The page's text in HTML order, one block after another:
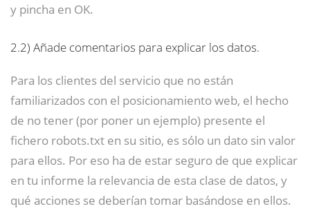
y pincha en OK.
2.2) Añade comentarios para explicar los datos.
Para los clientes del servicio que no están
familiarizados con el posicionamiento web, el hecho
de no tener (por poner un ejemplo) presente el
fichero robots.txt en su sitio, es sólo un dato sin valor
para ellos. Por eso ha de estar seguro de que explicar
en tu informe la relevancia de esta clase de datos, y
qué acciones se deberían tomar basándose en ellos.